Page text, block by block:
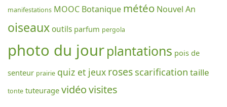
manifestations MOOC Botanique météo Nouvel An
oiseauxoutils parfum pergola
photo du jourplantations pois de
senteur prairie quiz et jeux roses scarification taille
tonte tuteurage vidéovisites